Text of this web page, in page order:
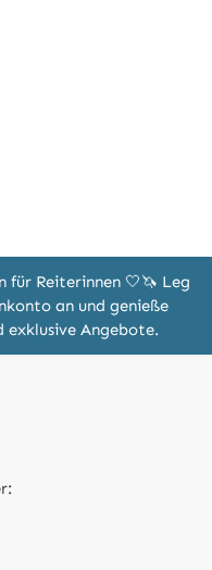
für Reiterinnen 🤍🦄 Leg
an und genieße
exklusive Angebote.